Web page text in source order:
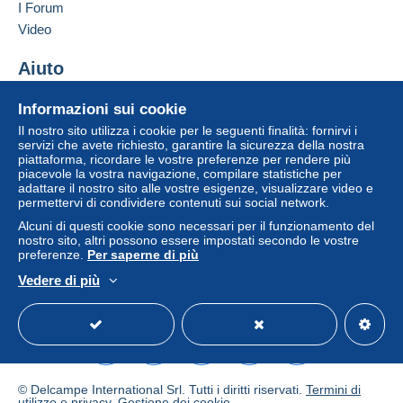
clausole relative al pagamento, queste sono da
condizioni d'uso
dal ricevimento della richiesta di pagamento del
venditore.
Garanzia:
Diritto di recesso|Spese di restituzione a carico
dell'acquirente.
dell'oggettoconsulta la Carta Delcampe.
Tarif postal sans autres frais.
Informazioni sui cookie
Il nostro sito utilizza i cookie per le seguenti finalità: fornirvi i
servizi che avete richiesto, garantire la sicurezza della nostra
piattaforma, ricordare le vostre preferenze per rendere più
piacevole la vostra navigazione, compilare statistiche per
adattare il nostro sito alle vostre esigenze, visualizzare video e
permettervi di condividere contenuti sui social network.
Alcuni di questi cookie sono necessari per il funzionamento del
nostro sito, altri possono essere impostati secondo le vostre
preferenze. Per saperne di più
Vedere di più
I Forum
Video
Aiuto
Acquistare su Delcampe
Vendere su Delcampe
Un sito sicuro
© Delcampe International Srl. Tutti i diritti riservati. Termini di